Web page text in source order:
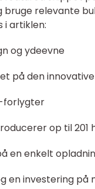
relevante
i artiklen:
og ydeevne
på den
forlygter
op til
en enkelt
en investering på